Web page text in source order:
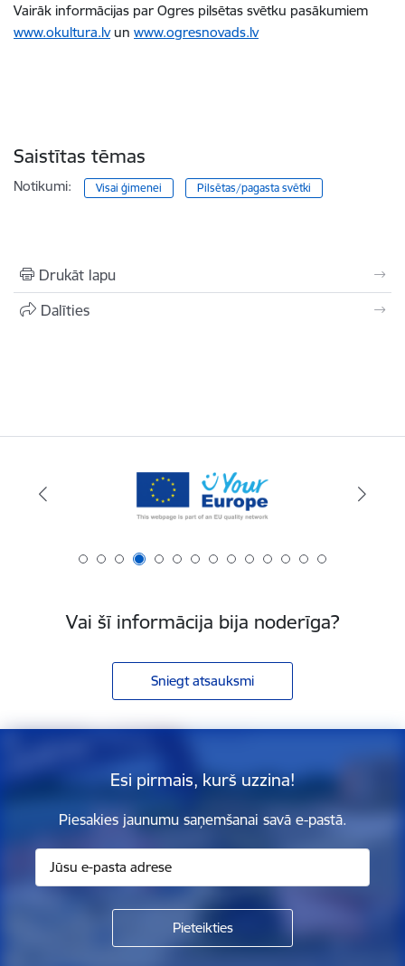
Vairāk informācijas par Ogres pilsētas svētku pasākumiem
www.okultura.lvun www.ogresnovads.lv
Saistītas tēmas
Notikumi: Visai ģimenei Pilsētas/pagasta svētki
Drukāt lapu
Dalīties
Vai šī informācija bija noderīga?
Sniegt atsauksmi
Esi pirmais, kurš uzzina!
Piesakies jaunumu saņemšanai savā e-pastā.